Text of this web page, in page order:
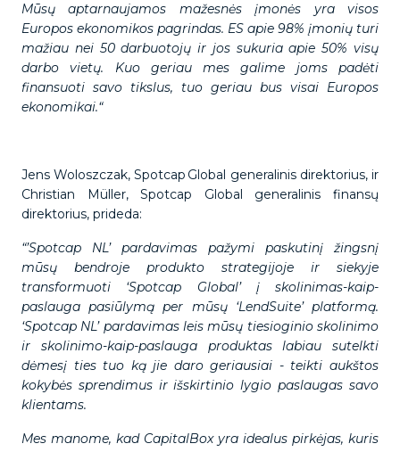
Mūsų aptarnaujamos mažesnės įmonės yra visos
Europos ekonomikos pagrindas. ES apie 98% įmonių turi
mažiau nei 50 darbuotojų ir jos sukuria apie 50% visų
darbo vietų. Kuo geriau mes galime joms padėti
finansuoti savo tikslus, tuo geriau bus visai Europos
ekonomikai.“
Jens Woloszczak, Spotcap Global generalinis direktorius, ir
Christian Müller, Spotcap Global generalinis finansų
direktorius, prideda:
“’Spotcap NL’ pardavimas pažymi paskutinį žingsnį
mūsų bendroje produkto strategijoje ir siekyje
transformuoti ‘Spotcap Global’ į skolinimas-kaip-
paslauga pasiūlymą per mūsų ‘LendSuite’ platformą.
‘Spotcap NL’ pardavimas leis mūsų tiesioginio skolinimo
ir skolinimo-kaip-paslauga produktas labiau sutelkti
dėmesį ties tuo ką jie daro geriausiai - teikti aukštos
kokybės sprendimus ir išskirtinio lygio paslaugas savo
klientams.
Mes manome, kad CapitalBox yra idealus pirkėjas, kuris